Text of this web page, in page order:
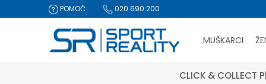
POMOĆ 020 690 200
MUŠKARCI
CLICK &